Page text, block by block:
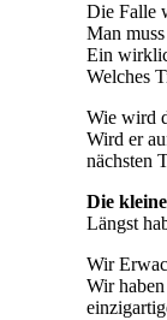
Die Falle
Man
Ein
Welches
Wie wird
Wird er
nächsten
Die
Längst
Wir
Wir